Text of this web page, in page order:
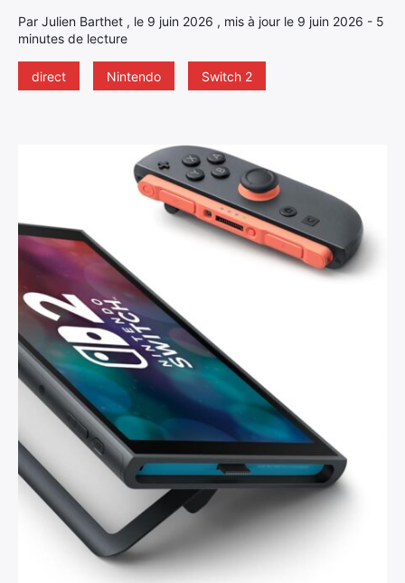
Par Julien Barthet , le 9 juin 2026 , mis à jour le 9 juin 2026 - 5
minutes de lecture
direct Nintendo Switch 2